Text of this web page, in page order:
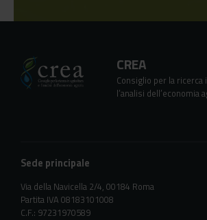
CREA
Consiglio per la ricerca
l’analisi dell’economia
Sede principale
Via della Navicella 2/4, 00184 Roma
Partita IVA 08183101008
C.F.: 97231970589